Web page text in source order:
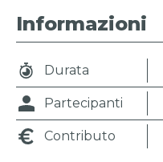
Informazioni
Durata
Partecipanti
Contributo